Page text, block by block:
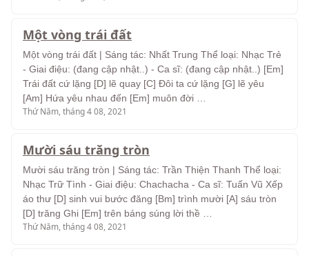
Một vòng trái đất
Một vòng trái đất | Sáng tác: Nhất Trung Thể loại: Nhạc Trẻ
- Giai điệu: (đang cập nhật..) - Ca sĩ: (đang cập nhật..) [Em]
Trái đất cứ lặng [D] lẽ quay [C] Đôi ta cứ lặng [G] lẽ yêu
[Am] Hứa yêu nhau đến [Em] muôn đời …
Thứ Năm, tháng 4 08, 2021
Mười sáu trăng tròn
Mười sáu trăng tròn | Sáng tác: Trần Thiện Thanh Thể loại:
Nhạc Trữ Tình - Giai điệu: Chachacha - Ca sĩ: Tuấn Vũ Xếp
áo thư [D] sinh vui bước đăng [Bm] trình mười [A] sáu tròn
[D] trăng Ghi [Em] trên báng súng lời thề …
Thứ Năm, tháng 4 08, 2021